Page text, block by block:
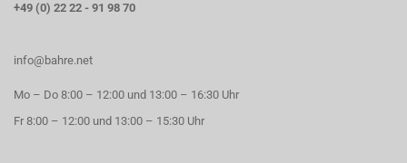
+49 (0) 22 22 - 91 98 70
info@bahre.net
Mo – Do 8:00 – 12:00 und 13:00 – 16:30 Uhr
Fr 8:00 – 12:00 und 13:00 – 15:30 Uhr